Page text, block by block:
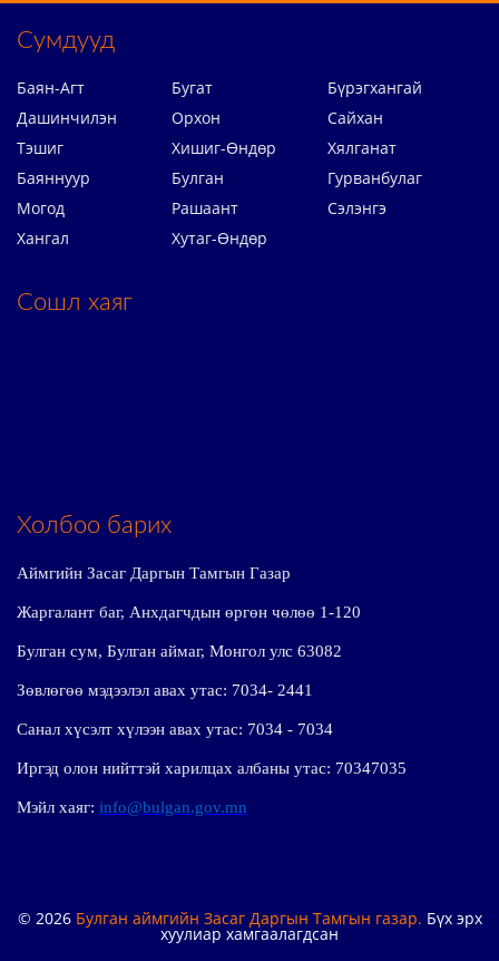
Сумдууд
Баян-Агт Бугат
Бүрэгхангай
Дашинчилэн
Орхон
Сайхан
Тэшиг
Хишиг-Өндөр
Хялганат
Баяннуур
Булган
Гурванбулаг
Могод
Рашаант
Сэлэнгэ
Хангал
Хутаг-Өндөр
Сошл хаяг
Холбоо барих
Аймгийн Засаг Даргын Тамгын Газар
Жаргалант баг, Анхдагчдын өргөн чөлөө 1-120
Булган сум, Булган аймаг, Монгол улс 63082
Зөвлөгөө мэдээлэл авах утас: 7034- 2441
Санал хүсэлт хүлээн авах утас: 7034 - 7034
Иргэд олон нийттэй харилцах албаны утас: 70347035
Мэйл хаяг: info@bulgan.gov.mn
© 2026 Булган аймгийн Засаг Даргын Тамгын газар. Бүх эрх
хуулиар хамгаалагдсан